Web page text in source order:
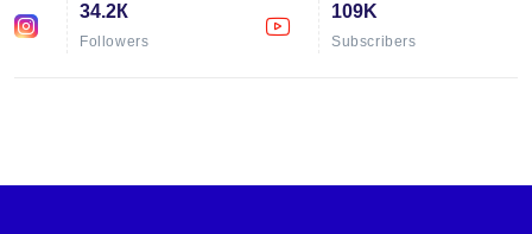
34.2К
Followers
109K
Subscribers